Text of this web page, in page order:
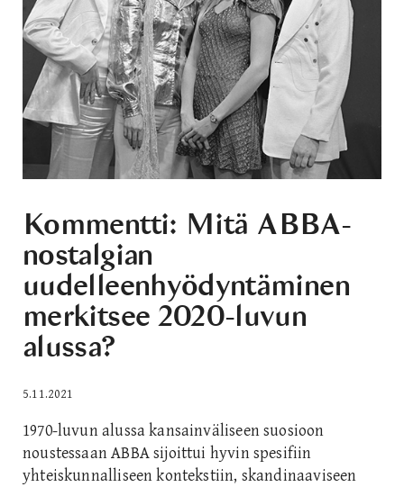
Kommentti: Mitä ABBA-
nostalgian
uudelleenhyödyntäminen
merkitsee 2020-luvun
alussa?
5.11.2021
1970-luvun alussa kansainväliseen suosioon
noustessaan ABBA sijoittui hyvin spesifiin
yhteiskunnalliseen kontekstiin, skandinaaviseen